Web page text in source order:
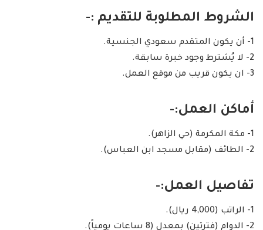
الشروط المطلوبة للتقديم :-
1- أن يكون المتقدم سعودي الجنسية.
2- لا يُشترط وجود خبرة سابقة.
3- ان يكون قريب من موقع العمل.
أماكن العمل:-
1- مكة المكرمة (حي الزاهر).
2- الطائف (مقابل مسجد ابن العباس).
تفاصيل العمل:-
1- الراتب (4,000 ريال).
2- الدوام (فترتين) بمعدل (8 ساعات يومياً).